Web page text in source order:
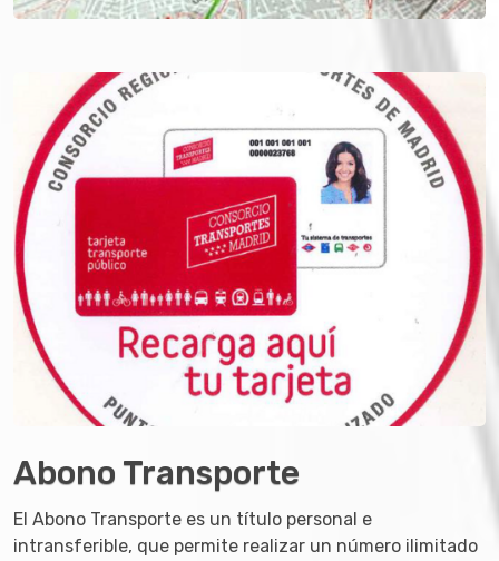
Abono Transporte
El Abono Transporte es un título personal e
intransferible, que permite realizar un número ilimitado